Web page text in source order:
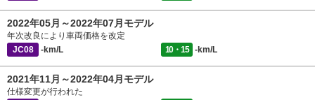
2022年05月～2022年07月モデル
年次改良により車両価格を改定
JC08
-km/L 10・15 -km/L
2021年11月～2022年04月モデル
仕様変更が行われた